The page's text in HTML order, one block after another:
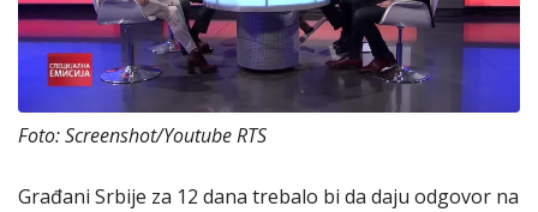
Foto: Screenshot/Youtube RTS
Građani Srbije za 12 dana trebalo bi da daju odgovor na